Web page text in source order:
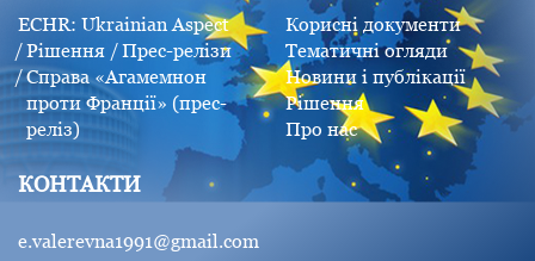
ECHR: Ukrainian Aspect
Рішення
Прес-релізи
Справа «Aгамемнон
проти Франції» (прес-
реліз)
Корисні документи
Тематичні огляди
Новини і публікації
Рішення
Про нас
КОНТАКТИ
e.valerevna1991@gmail.com